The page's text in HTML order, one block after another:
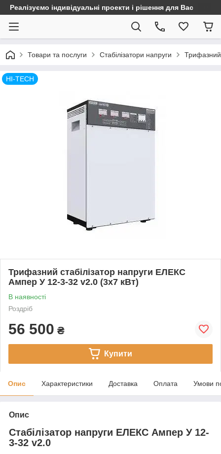
Реалізуємо індивідуальні проекти і рішення для Вас
Товари та послуги Стабілізатори напруги Трифазний
HI-TECH
Трифазний стабілізатор напруги ЕЛЕКС
Ампер У 12-3-32 v2.0 (3х7 кВт)
В наявності
Роздріб
56 500 ₴
Купити
Опис Характеристики Доставка Оплата Умови
Опис
Стабілізатор напруги ЕЛЕКС Ампер У 12-
3-32 v2.0